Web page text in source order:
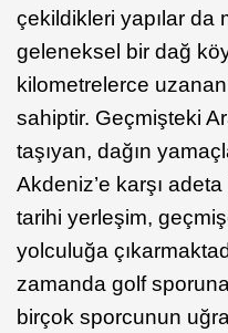
çekildikleri yapılar da
geleneksel bir dağ
kilometrelerce
sahiptir. Geçmişteki
taşıyan, dağın
Akdeniz’e karşı
tarihi yerleşim,
yolculuğa
zamanda golf
birçok sporcunun